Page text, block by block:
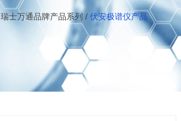
瑞士万通品牌产品系列 / 伏安极谱仪产品